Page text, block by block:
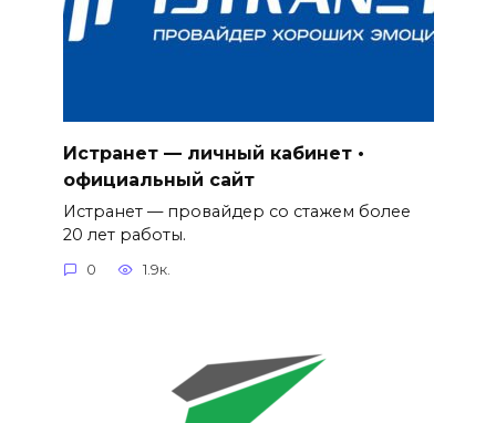
Истранет — личный кабинет •
официальный сайт
Истранет — провайдер со стажем более
20 лет работы.
0 1.9к.